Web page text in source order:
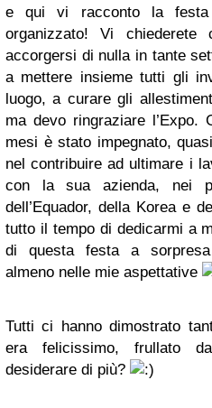
e qui vi racconto la
organizzato! Vi
accorgersi di nulla in tante
a mettere insieme tutti gli
luogo, a curare gli
ma devo ringraziare l’Expo.
mesi è stato impegnato,
nel contribuire ad ultimare i
con la sua azienda, nei
dell’Equador, della Korea e
tutto il tempo di dedicarmi a
di questa festa a
almeno nelle mie aspettative
Tutti ci hanno dimostrato
era felicissimo, frullato
desiderare di più?